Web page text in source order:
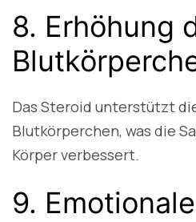
8. Erhöhung
Das Steroid unterstützt
Blutkörperchen, was die
Körper verbessert.
9.